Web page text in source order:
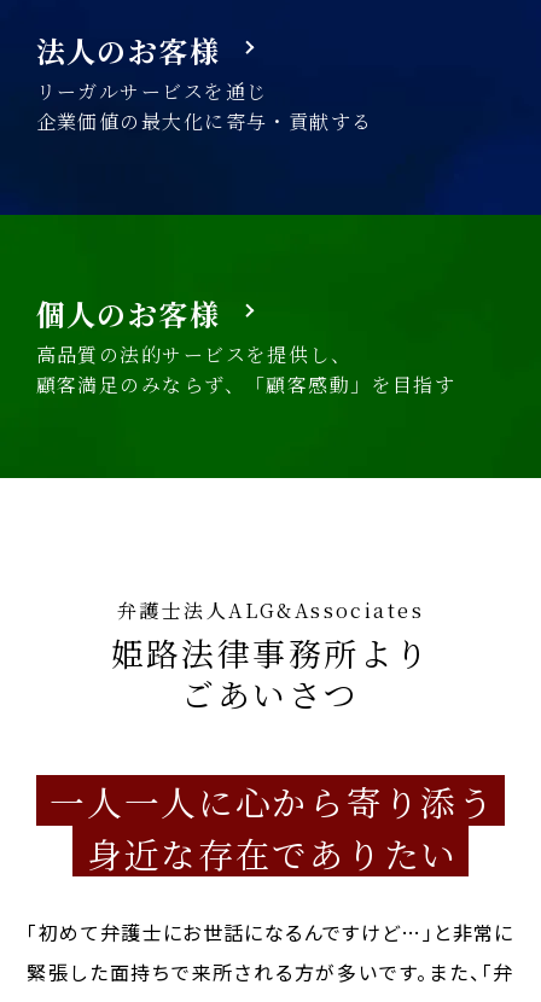
法人のお客様
リーガルサービスを通じ
企業価値の最大化に寄与・貢献する
個人のお客様
高品質の法的サービスを提供し、
顧客満足のみならず、「顧客感動」を目指す
弁護士法人ALG&Associates
姫路法律事務所より
ごあいさつ
一人一人に心から寄り添う
身近な存在でありたい
「初めて弁護士にお世話になるんですけど…」と非常に
緊張した面持ちで来所される方が多いです。また、「弁